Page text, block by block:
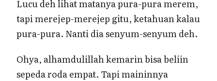
Lucu deh lihat matanya pura-pura merem,
tapi merejep-merejep gitu, ketahuan kalau
pura-pura. Nanti dia senyum-senyum deh.
Ohya, alhamdulillah kemarin bisa beliin
sepeda roda empat. Tapi maininnya